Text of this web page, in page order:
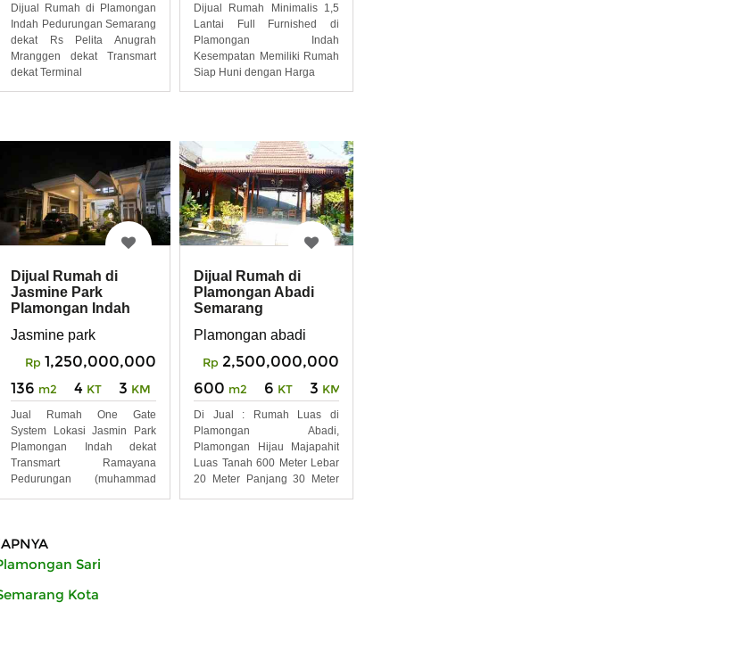
Dijual Rumah di Plamongan
Indah Pedurungan Semarang
dekat Rs Pelita Anugrah
Mranggen dekat Transmart
dekat Terminal
Dijual Rumah Minimalis 1,5
Lantai Full Furnished di
Plamongan Indah
Kesempatan Memiliki Rumah
Siap Huni dengan Harga
Dijual Rumah di
Jasmine Park
Plamongan Indah
Jasmine park
Rp 1,250,000,000
136 m2 4 KT 3 KM
Jual Rumah One Gate
System Lokasi Jasmin Park
Plamongan Indah dekat
Transmart Ramayana
Pedurungan (muhammad
Dijual Rumah di
Plamongan Abadi
Semarang
Plamongan abadi
Rp 2,500,000,000
600 m2 6 KT 3 KM
Di Jual : Rumah Luas di
Plamongan Abadi,
Plamongan Hijau Majapahit
Luas Tanah 600 Meter Lebar
20 Meter Panjang 30 Meter
Sari
Kota